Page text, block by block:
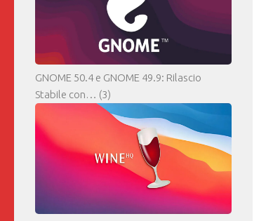
GNOME 50.4 e GNOME 49.9: Rilascio
Stabile con… (3)